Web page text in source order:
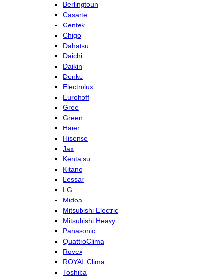
Berlingtoun
Casarte
Centek
Chigo
Dahatsu
Daichi
Daikin
Denko
Electrolux
Eurohoff
Gree
Green
Haier
Hisense
Jax
Kentatsu
Kitano
Lessar
LG
Midea
Mitsubishi Electric
Mitsubishi Heavy
Panasonic
QuattroClima
Rovex
ROYAL Clima
Toshiba